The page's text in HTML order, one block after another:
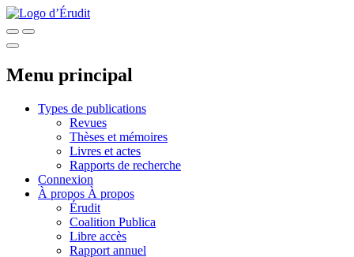
Menu principal
Types de publications
Revues
Thèses et mémoires
Livres et actes
Rapports de recherche
Connexion
À propos À propos
Érudit
Coalition Publica
Libre accès
Rapport annuel